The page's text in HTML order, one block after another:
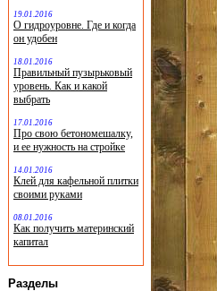
19.01.2016
О гидроуровне. Где и когда
он удобен
18.01.2016
Правильный пузырьковый
уровень. Как и какой
выбрать
17.01.2016
Про свою бетономешалку,
и ее нужность на стройке
14.01.2016
Клей для кафельной плитки
своими руками
08.01.2016
Как получить материнский
капитал
Разделы